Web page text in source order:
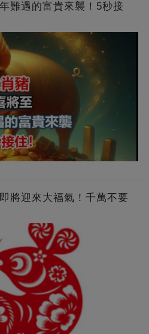
難遇的富貴來襲！5秒接
將迎來大福氣！千萬不要